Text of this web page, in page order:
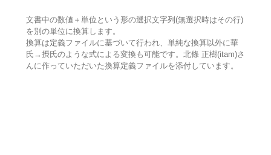
文書中の数値＋単位という形の選択文字列(無選択時はその行)
を別の単位に換算します。
換算は定義ファイルに基づいて行われ、単純な換算以外に華
氏→摂氏のような式による変換も可能です。北條 正樹(itam)さ
んに作っていただいた換算定義ファイルを添付しています。